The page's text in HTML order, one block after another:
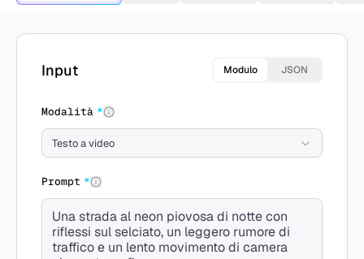
Crea con Kling 2.6
Input Modulo JSON
Modalità *
Testo a video
Prompt *